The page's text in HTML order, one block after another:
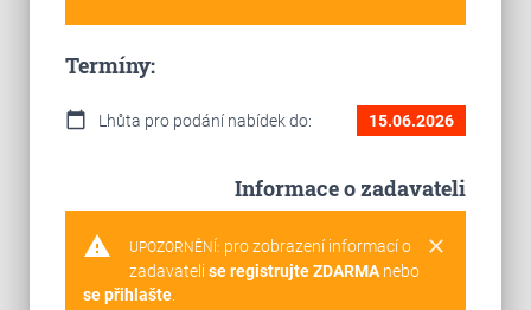
Termíny:
calendar_today Lhůta pro podání nabídek do: 15.06.2026
Informace o zadavateli
warning clear
UPOZORNĚNÍ: pro zobrazení informací o
zadavateli se registrujte ZDARMAnebo
se přihlašte.